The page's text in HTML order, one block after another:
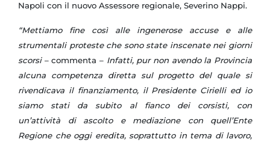
Napoli con il nuovo Assessore regionale, Severino Nappi.
“Mettiamo fine così alle ingenerose accuse e alle
strumentali proteste che sono state inscenate nei giorni
scorsi– commenta – Infatti, pur non avendo la Provincia
alcuna competenza diretta sul progetto del quale si
rivendicava il finanziamento, il Presidente Cirielli ed io
siamo stati da subito al fianco dei corsisti, con
un’attività di ascolto e mediazione con quell’Ente
Regione che oggi eredita, soprattutto in tema di lavoro,